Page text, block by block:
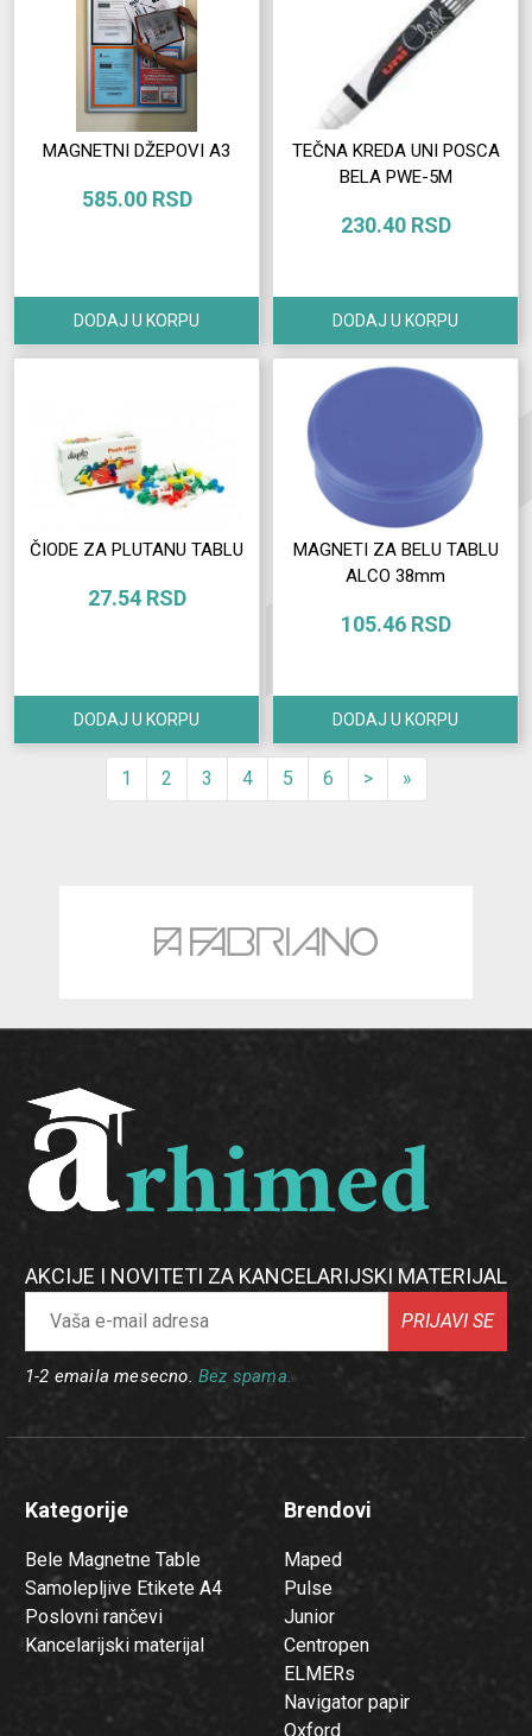
MAGNETNI DŽEPOVI A3
585.00 RSD
DODAJ U KORPU
TEČNA KREDA UNI POSCA
BELA PWE-5M
230.40 RSD
DODAJ U KORPU
ČIODE ZA PLUTANU TABLU
27.54 RSD
DODAJ U KORPU
MAGNETI ZA BELU TABLU
ALCO 38mm
105.46 RSD
DODAJ U KORPU
1 2 3 4 5 6 > »
AKCIJE I NOVITETI ZA KANCELARIJSKI MATERIJAL
PRIJAVI SE
1-2 emaila mesecno. Bez spama.
Kategorije
Bele Magnetne Table
Samolepljive Etikete A4
Poslovni rančevi
Kancelarijski materijal
Brendovi
Maped
Pulse
Junior
Centropen
ELMERs
Navigator papir
Oxford